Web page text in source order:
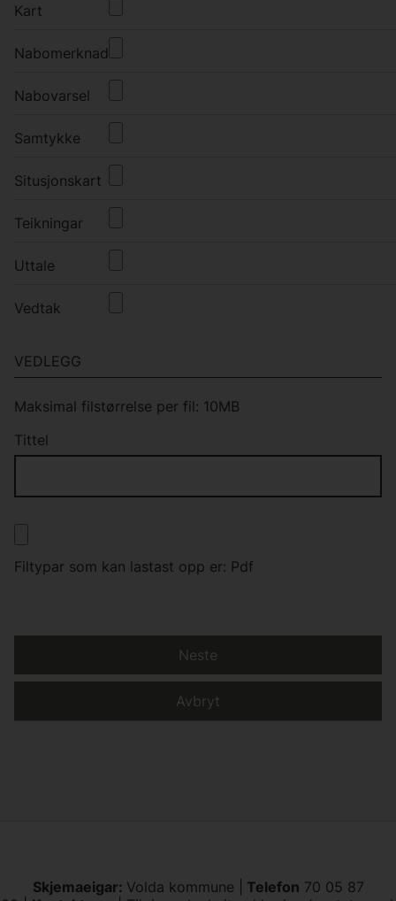
Kart
Nabomerknad
Nabovarsel
Samtykke
Situsjonskart
Teikningar
Uttale
Vedtak
VEDLEGG
Maksimal filstørrelse per fil: 10MB
Tittel
Filtypar som kan lastast opp er: Pdf
Avbryt
Neste
Skjemaeigar: Volda kommune | Telefon 70 05 87